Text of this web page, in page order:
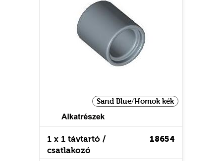
Sand Blue/Homok kék
18654
1 x 1 távtartó /
csatlakozó